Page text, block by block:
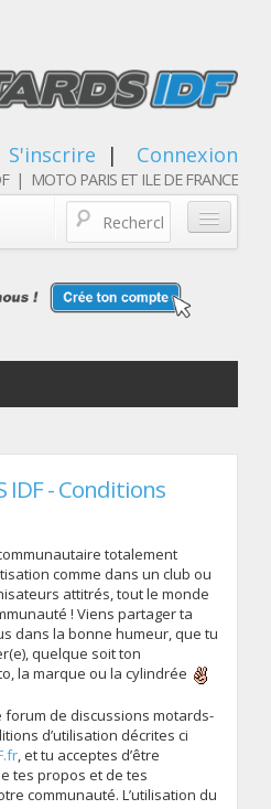
S'inscrire | Connexion
| MOTO PARIS ET ILE DE FRANCE
IDF - Conditions
totalement
comme dans un club ou
attitrés, tout le monde
! Viens partager ta
dans la bonne humeur, que tu
quelque soit ton
la marque ou la cylindrée
forum de discussions motards-
d’utilisation décrites ci
, et tu acceptes d’être
tes propos et de tes
communauté. L’utilisation du